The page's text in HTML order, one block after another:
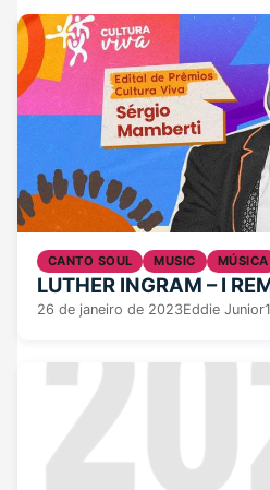
CANTO SOUL MUSIC MÚSICA
LUTHER INGRAM – I
26 de janeiro de 2023Eddie Junior